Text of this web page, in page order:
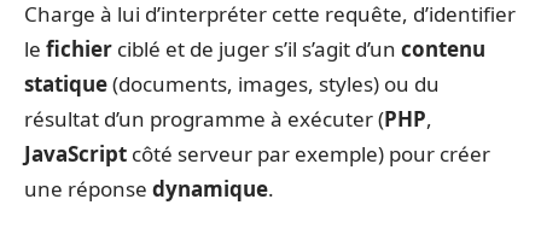
Charge à lui d’interpréter cette requête, d’identifier
le fichier ciblé et de juger s’il s’agit d’un contenu
statique(documents, images, styles) ou du
résultat d’un programme à exécuter (PHP,
JavaScript côté serveur par exemple) pour créer
une réponse dynamique.